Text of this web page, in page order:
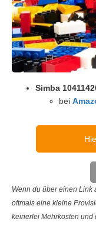
Simba
bei
Wenn du über einen Link
oftmals eine kleine
keinerlei Mehrkosten und